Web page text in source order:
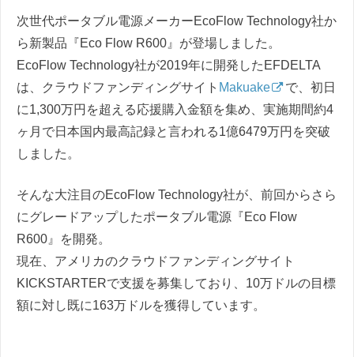
次世代ポータブル電源メーカーEcoFlow Technology社か
ら新製品『Eco Flow R600』が登場しました。
EcoFlow Technology社が2019年に開発したEFDELTA
は、クラウドファンディングサイト Makuake
で、初日
に1,300万円を超える応援購入金額を集め、実施期間約4
ヶ月で日本国内最高記録と言われる1億6479万円を突破
しました。
そんな大注目のEcoFlow Technology社が、前回からさら
にグレードアップしたポータブル電源『Eco Flow
R600』を開発。
現在、アメリカのクラウドファンディングサイト
KICKSTARTERで支援を募集しており、10万ドルの目標
額に対し既に163万ドルを獲得しています。